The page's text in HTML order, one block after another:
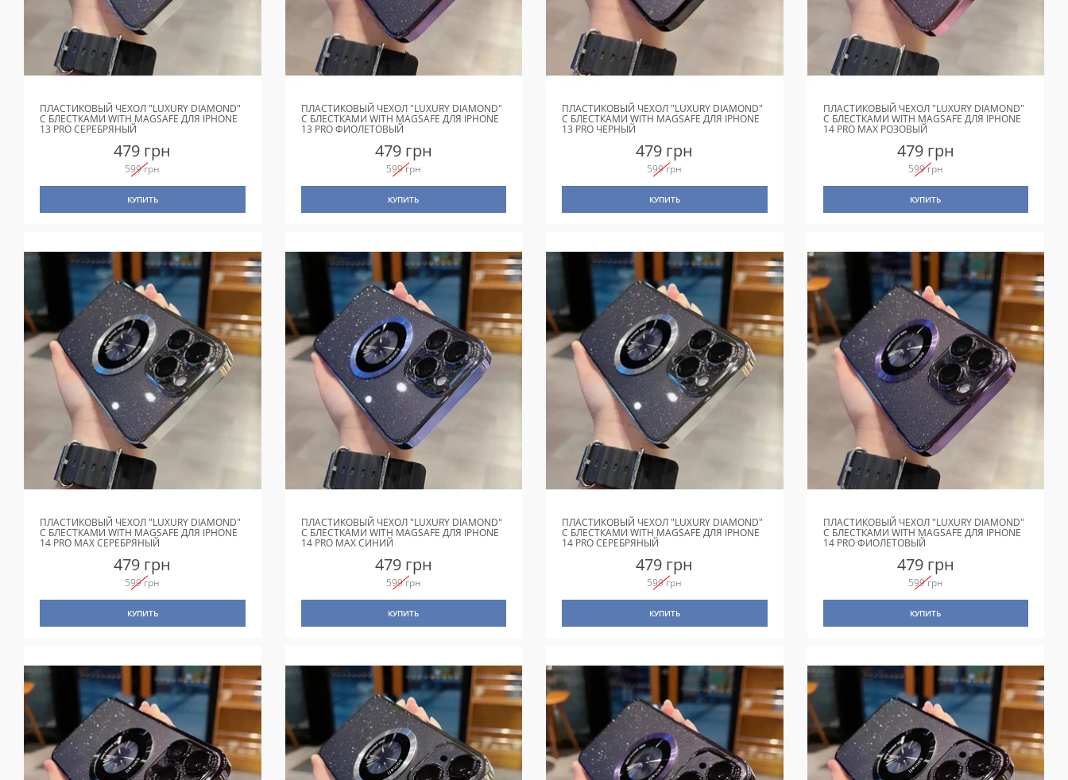
ПЛАСТИКОВЫЙ ЧЕХОЛ "LUXURY DIAMOND"
С БЛЕСТКАМИ WITH MAGSAFE ДЛЯ IPHONE
13 PRO СЕРЕБРЯНЫЙ
479 грн
599 грн
КУПИТЬ
ПЛАСТИКОВЫЙ ЧЕХОЛ "LUXURY DIAMOND"
С БЛЕСТКАМИ WITH MAGSAFE ДЛЯ IPHONE
13 PRO ФИОЛЕТОВЫЙ
479 грн
599 грн
КУПИТЬ
ПЛАСТИКОВЫЙ ЧЕХОЛ "LUXURY DIAMOND"
С БЛЕСТКАМИ WITH MAGSAFE ДЛЯ IPHONE
13 PRO ЧЕРНЫЙ
479 грн
599 грн
КУПИТЬ
ПЛАСТИКОВЫЙ ЧЕХОЛ "LUXURY DIAMOND"
С БЛЕСТКАМИ WITH MAGSAFE ДЛЯ IPHONE
14 PRO MAX РОЗОВЫЙ
479 грн
599 грн
КУПИТЬ
ПЛАСТИКОВЫЙ ЧЕХОЛ "LUXURY DIAMOND"
С БЛЕСТКАМИ WITH MAGSAFE ДЛЯ IPHONE
14 PRO MAX СЕРЕБРЯНЫЙ
479 грн
599 грн
КУПИТЬ
ПЛАСТИКОВЫЙ ЧЕХОЛ "LUXURY DIAMOND"
С БЛЕСТКАМИ WITH MAGSAFE ДЛЯ IPHONE
14 PRO MAX СИНИЙ
479 грн
599 грн
КУПИТЬ
ПЛАСТИКОВЫЙ ЧЕХОЛ "LUXURY DIAMOND"
С БЛЕСТКАМИ WITH MAGSAFE ДЛЯ IPHONE
14 PRO СЕРЕБРЯНЫЙ
479 грн
599 грн
КУПИТЬ
ПЛАСТИКОВЫЙ ЧЕХОЛ "LUXURY DIAMOND"
С БЛЕСТКАМИ WITH MAGSAFE ДЛЯ IPHONE
14 PRO ФИОЛЕТОВЫЙ
479 грн
599 грн
КУПИТЬ